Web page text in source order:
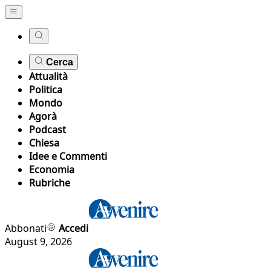
Cerca
Attualità
Politica
Mondo
Agorà
Podcast
Chiesa
Idee e Commenti
Economia
Rubriche
Abbonati
Accedi
August 9, 2026